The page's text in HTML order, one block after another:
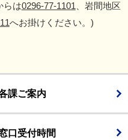
らは0296-77-1101、岩間地区
へお掛けください。)
課ご案内
口受付時間